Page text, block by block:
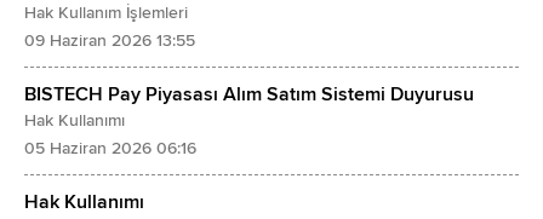
Hak Kullanım İşlemleri
09 Haziran 2026 13:55
BISTECH Pay Piyasası Alım Satım Sistemi Duyurusu
Hak Kullanımı
05 Haziran 2026 06:16
Hak Kullanımı